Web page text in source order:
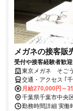
メガネの接客販
受付や接客経験者歓
東京メガネ そご
交通・アクセス ｢
月給270,000円～
千葉県千葉市中央
勤務時間詳細 実働